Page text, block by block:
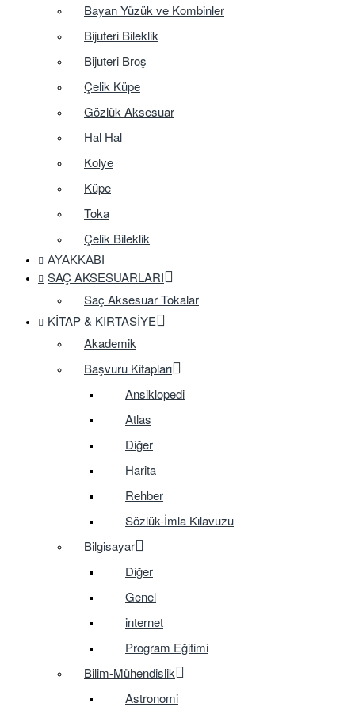
Bayan Yüzük ve Kombinler
Bijuteri Bileklik
Bijuteri Broş
Çelik Küpe
Gözlük Aksesuar
Hal Hal
Kolye
Küpe
Toka
Çelik Bileklik
AYAKKABI
SAÇ AKSESUARLARI
Saç Aksesuar Tokalar
KITAP & KIRTASIYE
Akademik
Başvuru Kitapları
Ansiklopedi
Atlas
Diğer
Harita
Rehber
Sözlük-İmla Kılavuzu
Bilgisayar
Diğer
Genel
internet
Program Eğitimi
Bilim-Mühendislik
Astronomi